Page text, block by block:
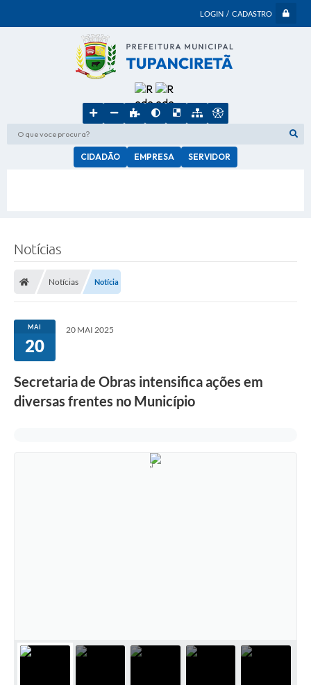
LOGIN / CADASTRO
O que voce procura?
CIDADÃO EMPRESA SERVIDOR
Notícias
Notícias Notícia
MAI
20
20 MAI 2025
Secretaria de Obras intensifica ações em
diversas frentes no Município